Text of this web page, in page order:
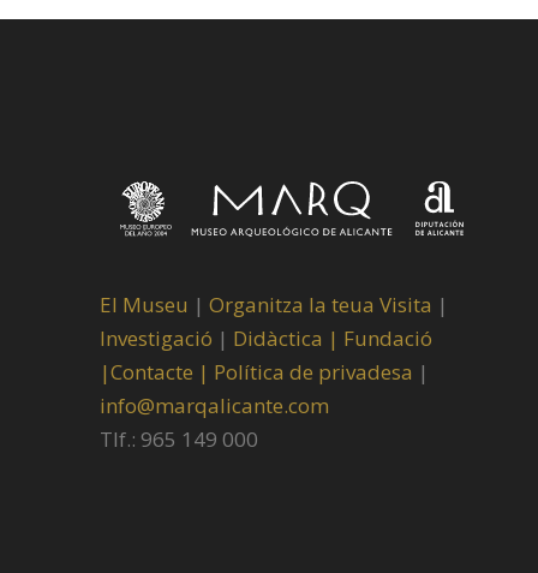
El Museu | Organitza la teua Visita |
Investigació | Didàctica | Fundació
|Contacte | Política de privadesa |
info@marqalicante.com
Tlf.: 965 149 000